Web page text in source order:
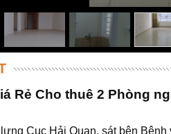
Rẻ Cho thuê 2 Phòng
Cục Hải Quan, sát bên